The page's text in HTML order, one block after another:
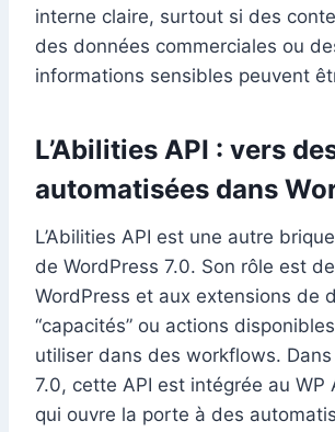
interne claire, surtout si des
des données commerciales ou
informations sensibles peuvent
L’Abilities API : vers
automatisées dans
L’Abilities API est une autre
de WordPress 7.0. Son rôle est
WordPress et aux extensions de
“capacités” ou actions
utiliser dans des workflows. Dans
7.0, cette API est intégrée au WP
qui ouvre la porte à des